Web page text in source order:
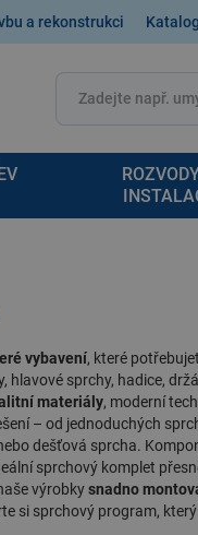
a rekonstrukci
vybavení, které
sprchy, hadice,
materiály, moderní
– od jednoduchých
dešťová sprcha.
sprchový komplet
výrobkysnadno
si sprchový program,